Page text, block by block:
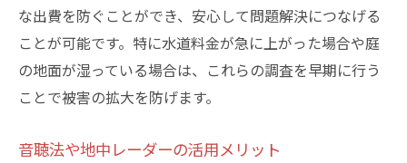
な出費を防ぐことができ、安心して問題解決につなげる
ことが可能です。特に水道料金が急に上がった場合や庭
の地面が湿っている場合は、これらの調査を早期に行う
ことで被害の拡大を防げます。
音聴法や地中レーダーの活用メリット